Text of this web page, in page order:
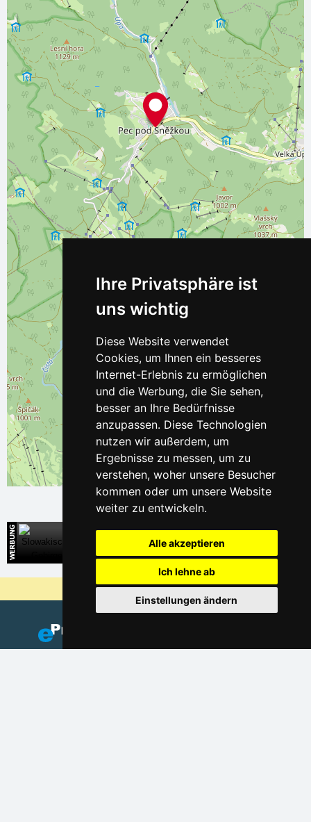
Ihre Privatsphäre ist
uns wichtig
Diese Website verwendet
Cookies, um Ihnen ein besseres
Internet-Erlebnis zu ermöglichen
und die Werbung, die Sie sehen,
besser an Ihre Bedürfnisse
anzupassen. Diese Technologien
nutzen wir außerdem, um
Ergebnisse zu messen, um zu
verstehen, woher unsere Besucher
kommen oder um unsere Website
weiter zu entwickeln.
Alle akzeptieren
Ich lehne ab
Einstellungen ändern
Leaflet| ©OpenStreetMapcontributors
Direkte Kontakte auf die Unterkunft in der Slowakei
Warum sind unsere Server am billigsten?